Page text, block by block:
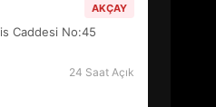
AKÇAY
Caddesi No:45
24 Saat Açık
NASIL ŞEKİLLENDİ?